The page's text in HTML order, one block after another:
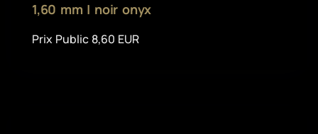
1,60 mm | noir onyx
Prix Public 8,60 EUR